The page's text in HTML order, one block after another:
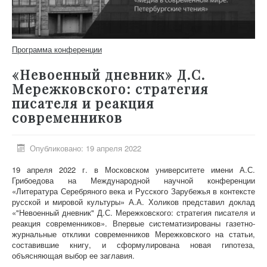
Программа конференции
«Невоенный дневник» Д.С.
Мережковского: стратегия
писателя и реакция
современников
Опубликовано: 19 апреля 2022
19 апреля 2022 г. в Московском университете имени А.С.
Грибоедова на Международной научной конференции
«Литература Серебряного века и Русского Зарубежья в контексте
русской и мировой культуры» А.А. Холиков представил доклад
«"Невоенный дневник" Д.С. Мережковского: стратегия писателя и
реакция современников». Впервые систематизированы газетно-
журнальные отклики современников Мережковского на статьи,
составившие книгу, и сформулирована новая гипотеза,
объясняющая выбор ее заглавия.